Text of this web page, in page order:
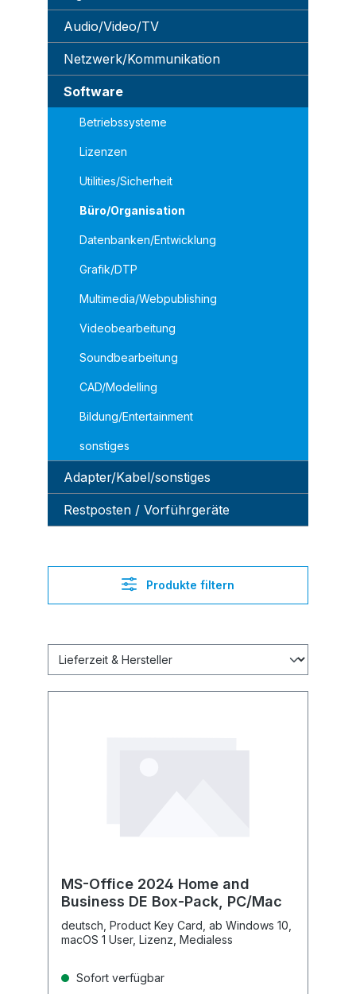
Audio/Video/TV
Netzwerk/Kommunikation
Software
Betriebssysteme
Lizenzen
Utilities/Sicherheit
Büro/Organisation
Datenbanken/Entwicklung
Grafik/DTP
Multimedia/Webpublishing
Videobearbeitung
Soundbearbeitung
CAD/Modelling
Bildung/Entertainment
sonstiges
Adapter/Kabel/sonstiges
Restposten / Vorführgeräte
Produkte filtern
MS-Office 2024 Home and
Business DE Box-Pack, PC/Mac
deutsch, Product Key Card, ab Windows 10,
macOS 1 User, Lizenz, Medialess
Sofort verfügbar